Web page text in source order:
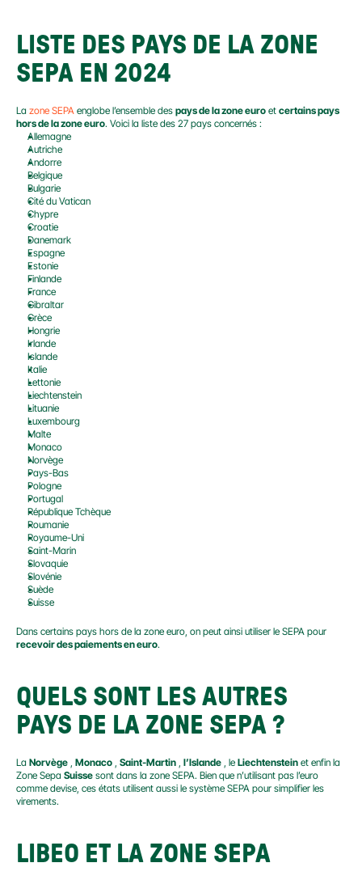
LISTE DES PAYS DE LA ZONE
SEPA EN 2024
La zone SEPA englobe l’ensemble des pays de la zone euro et certains pays
hors de la zone euro. Voici la liste des 27 pays concernés :
Allemagne
Autriche
Andorre
Belgique
Bulgarie
Cité du Vatican
Chypre
Croatie
Danemark
Espagne
Estonie
Finlande
France
Gibraltar
Grèce
Hongrie
Irlande
Islande
Italie
Lettonie
Liechtenstein
Lituanie
Luxembourg
Malte
Monaco
Norvège
Pays-Bas
Pologne
Portugal
République Tchèque
Roumanie
Royaume-Uni
Saint-Marin
Slovaquie
Slovénie
Suède
Suisse
recevoir des paiements en euro.
QUELS SONT LES AUTRES
PAYS DE LA ZONE SEPA ?
La Norvège , Monaco , Saint-Martin , l’Islande , le Liechtenstein et enfin la
Zone Sepa Suisse sont dans la zone SEPA. Bien que n’utilisant pas l’euro
comme devise, ces états utilisent aussi le système SEPA pour simplifier les
virements.
LIBEO ET LA ZONE SEPA